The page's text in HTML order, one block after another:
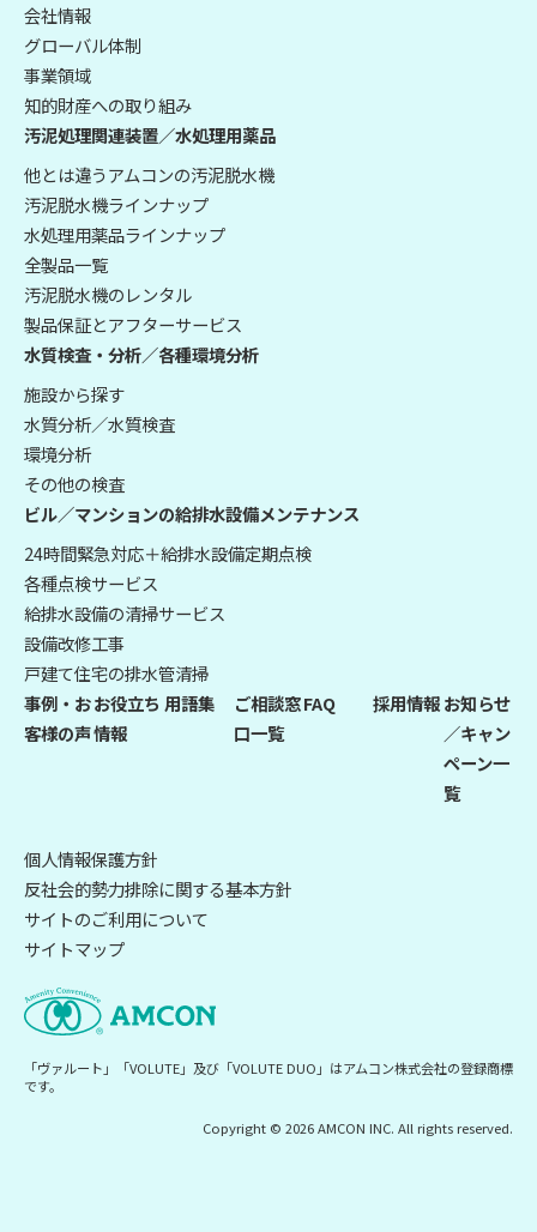
「ヴァルート」「VOLUTE」及び「VOLUTE DUO」はアムコン株式会社の登録商標
です。
会社情報
グローバル体制
事業領域
知的財産への取り組み
汚泥処理関連装置／水処理用薬品
他とは違うアムコンの汚泥脱水機
汚泥脱水機ラインナップ
水処理用薬品ラインナップ
全製品一覧
汚泥脱水機のレンタル
製品保証とアフターサービス
水質検査・分析／各種環境分析
施設から探す
水質分析／水質検査
環境分析
その他の検査
ビル／マンションの給排水設備メンテナンス
24時間緊急対応＋給排水設備定期点検
各種点検サービス
給排水設備の清掃サービス
設備改修工事
戸建て住宅の排水管清掃
事例・お
客様の声
お役立ち
情報
用語集
ご相談窓
口一覧
FAQ 採用情報お知らせ
／キャン
ペーン一
覧
個人情報保護方針
反社会的勢力排除に関する基本方針
サイトのご利用について
サイトマップ
Copyright © 2026 AMCON INC. All rights reserved.